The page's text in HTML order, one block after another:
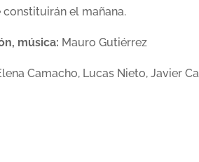
el mañana.
música: Mauro Gutiérrez
Camacho, Lucas Nieto, Javier